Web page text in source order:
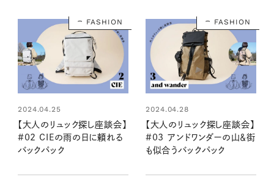
FASHION
2024.04.25
【大人のリュック探し座談会】
#02 CIEの雨の日に頼れる
バックパック
FASHION
2024.04.28
【大人のリュック探し座談会】
#03 アンドワンダーの山＆街
も似合うバックパック